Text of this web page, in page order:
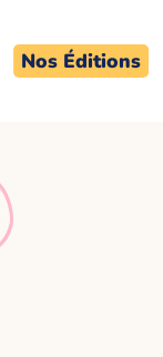
Nos Éditions